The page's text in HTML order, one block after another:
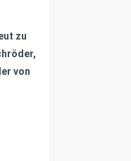
zu
von